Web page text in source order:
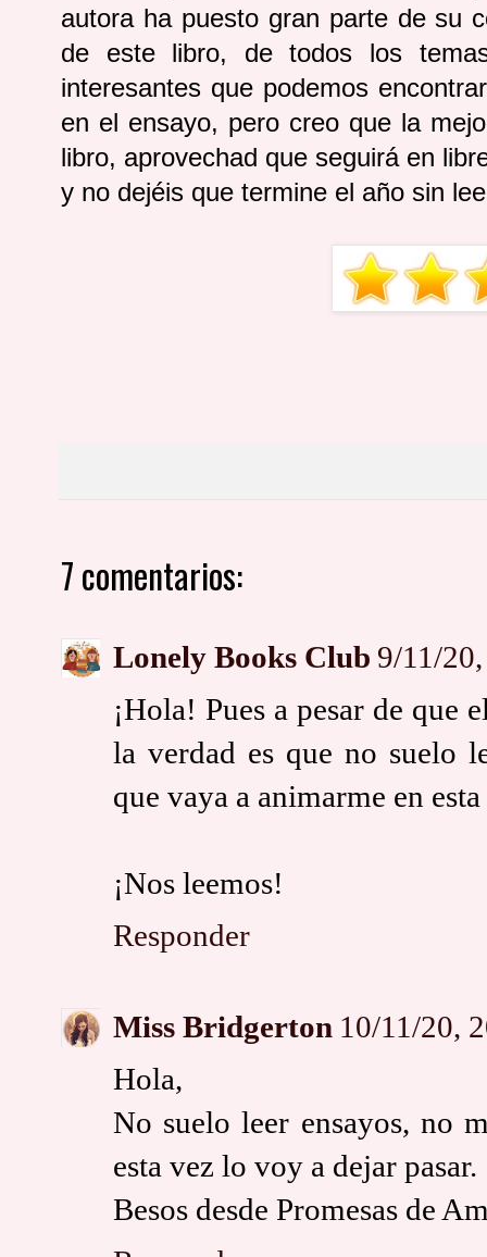
autora ha puesto gran parte de su
de este libro, de todos los
interesantes que podemos
en el ensayo, pero creo que la
libro, aprovechad que seguirá en
y no dejéis que termine el año sin
7 comentarios:
Lonely Books Club 9/11/
¡Hola! Pues a pesar de que
la verdad es que no suelo
que vaya a animarme en
¡Nos leemos!
Responder
Miss Bridgerton 10/11/20,
Hola,
No suelo leer ensayos, no
esta vez lo voy a dejar pasar.
Besos desde Promesas de